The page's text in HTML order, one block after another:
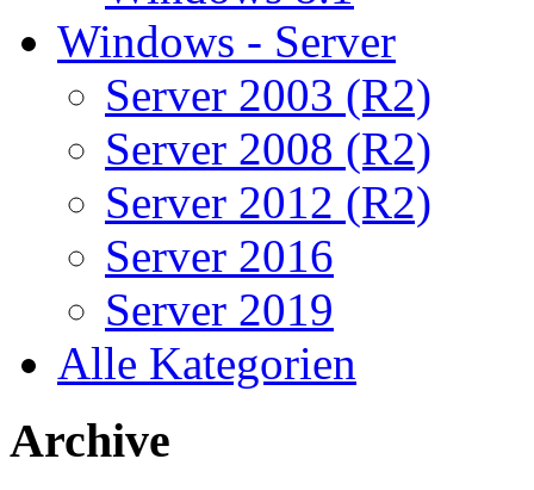
Windows - Server
Server 2003 (R2)
Server 2008 (R2)
Server 2012 (R2)
Server 2016
Server 2019
Alle Kategorien
Archive